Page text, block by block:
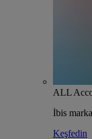
ALL
İbis
Keşfedin